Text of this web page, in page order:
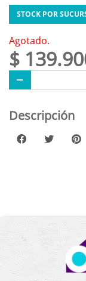
STOCK POR
Agotado.
$
Descripción